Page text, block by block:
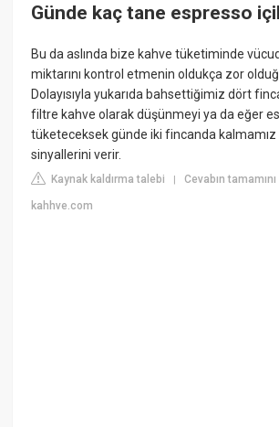
Günde kaç tane espresso
Bu da aslında bize kahve tüketiminde
miktarını kontrol etmenin oldukça zor
Dolayısıyla yukarıda bahsettiğimiz dört
filtre kahve olarak düşünmeyi ya da eğer
tüketeceksek günde iki fincanda
sinyallerini verir.
Kaynak kaldırma talebi |Cevabın
kahhve.com